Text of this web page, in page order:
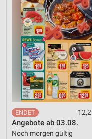
Angebote ab 03.08.
Noch morgen gültig